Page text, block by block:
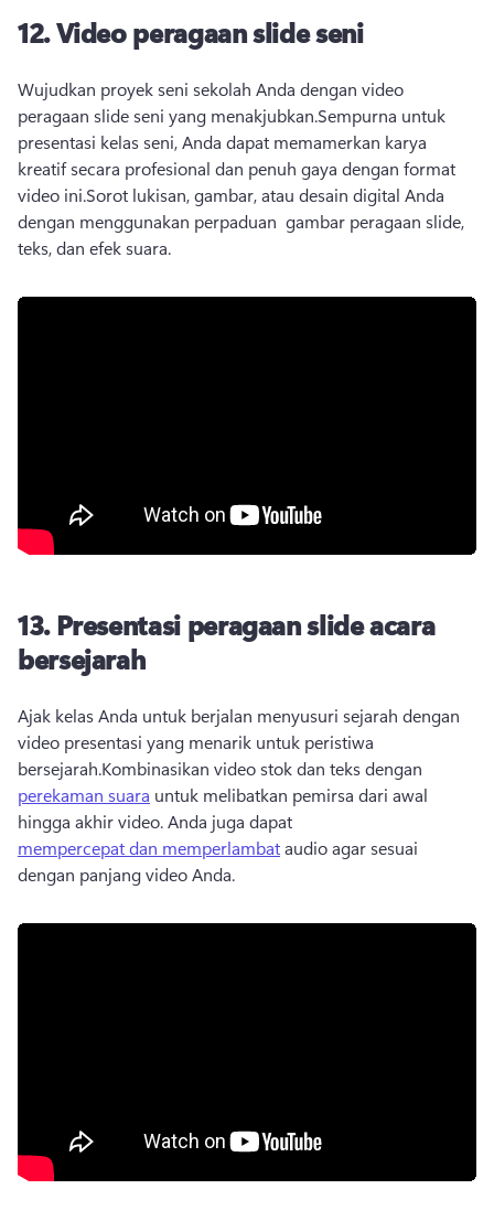
12.Video peragaan slide seni
Wujudkan proyek seni sekolah Anda dengan video
peragaan slide seni yang menakjubkan.Sempurna untuk
presentasi kelas seni, Anda dapat memamerkan karya
kreatif secara profesional dan penuh gaya dengan format
video ini.Sorot lukisan, gambar, atau desain digital Anda
dengan menggunakan perpaduan gambar peragaan slide,
teks, dan efek suara.
13.Presentasi peragaan slide acara
bersejarah
Ajak kelas Anda untuk berjalan menyusuri sejarah dengan
video presentasi yang menarik untuk peristiwa
bersejarah.Kombinasikan video stok dan teks dengan
perekaman suara untuk melibatkan pemirsa dari awal
hingga akhir video. Anda juga dapat
mempercepat dan memperlambat audio agar sesuai
dengan panjang video Anda.